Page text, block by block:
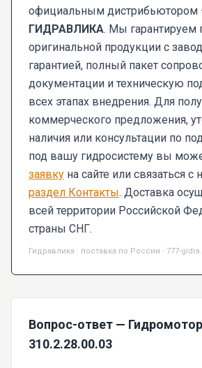
официальным дистрибьютором
ГИДРАВЛИКА. Мы гарантируем
оригинальной продукции с
гарантией, полный пакет
документации и техническую
всех этапах внедрения. Для
коммерческого предложения,
наличия или консультации по
под вашу гидросистему вы
заявку на сайте или связаться с
раздел Контакты. Доставка
всей территории Российской
страны СНГ.
Гидравлика · поставка по России · 777-
Вопрос-ответ — Гидромотор
310.2.28.00.03